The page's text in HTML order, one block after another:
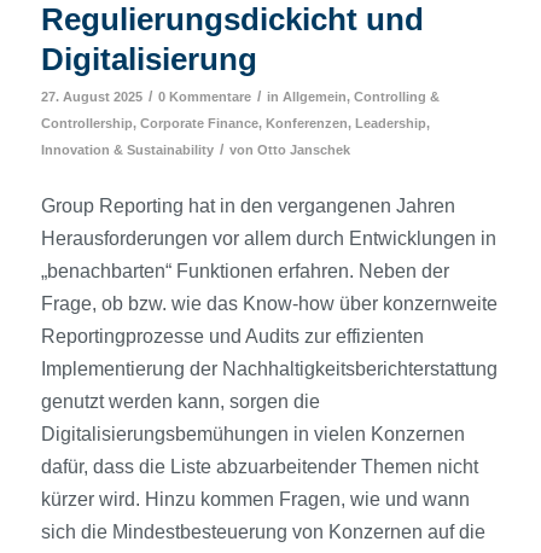
Regulierungsdickicht und
Digitalisierung
27. August 2025 / 0 Kommentare / in Allgemein, Controlling &
Controllership, Corporate Finance, Konferenzen, Leadership,
Innovation & Sustainability / von Otto Janschek
Group Reporting hat in den vergangenen Jahren
Herausforderungen vor allem durch Entwicklungen in
„benachbarten“ Funktionen erfahren. Neben der
Frage, ob bzw. wie das Know-how über konzernweite
Reportingprozesse und Audits zur effizienten
Implementierung der Nachhaltigkeitsberichterstattung
genutzt werden kann, sorgen die
Digitalisierungsbemühungen in vielen Konzernen
dafür, dass die Liste abzuarbeitender Themen nicht
kürzer wird. Hinzu kommen Fragen, wie und wann
sich die Mindestbesteuerung von Konzernen auf die